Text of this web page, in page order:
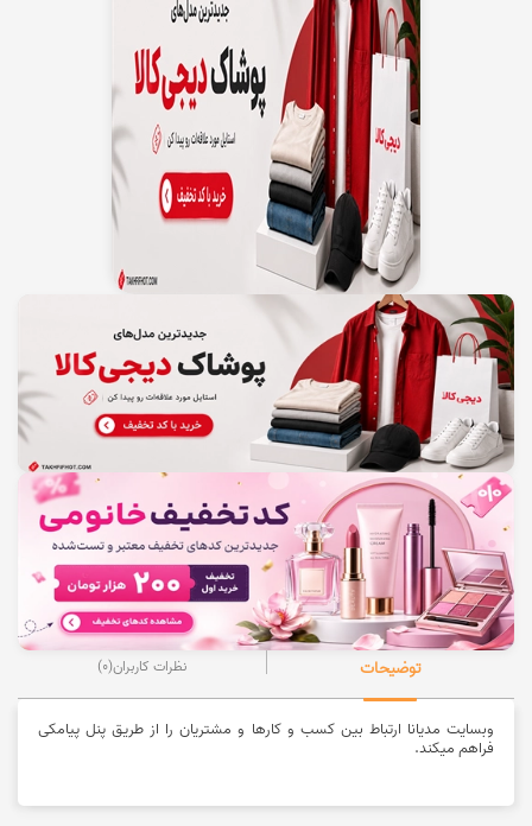
توضیحات نظرات کاربران(0)
وبسایت مدیانا ارتباط بین کسب و کارها و مشتریان را از طریق پنل پیامکی
فراهم میکند.